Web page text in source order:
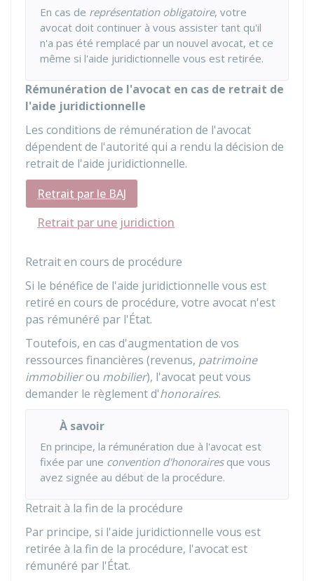
En cas de représentation obligatoire, votre
avocat doit continuer à vous assister tant qu'il
n'a pas été remplacé par un nouvel avocat, et ce
même si l'aide juridictionnelle vous est retirée.
Rémunération de l'avocat en cas de retrait de
l'aide juridictionnelle
Les conditions de rémunération de l'avocat
dépendent de l'autorité qui a rendu la décision de
retrait de l'aide juridictionnelle.
Retrait par le BAJ
Retrait par une juridiction
Retrait en cours de procédure
Si le bénéfice de l'aide juridictionnelle vous est
retiré en cours de procédure, votre avocat n'est
pas rémunéré par l'État.
Toutefois, en cas d'augmentation de vos
ressources financières (revenus, patrimoine
immobilierou mobilier), l'avocat peut vous
demander le règlement d'honoraires.
À savoir
En principe, la rémunération due à l'avocat est
fixée par une convention d'honorairesque vous
avez signée au début de la procédure.
Retrait à la fin de la procédure
Par principe, si l'aide juridictionnelle vous est
retirée à la fin de la procédure, l'avocat est
rémunéré par l'État.